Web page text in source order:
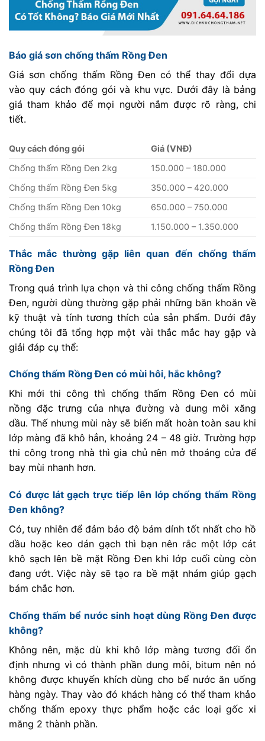
Báo giá sơn chống thấm Rồng Đen
Giá sơn chống thấm Rồng Đen có thể thay đổi dựa
vào quy cách đóng gói và khu vực. Dưới đây là bảng
giá tham khảo để mọi người nắm được rõ ràng, chi
tiết.
Quy cách đóng gói
Giá (VNĐ)
Chống thấm Rồng Đen 2kg
150.000 – 180.000
Chống thấm Rồng Đen 5kg
350.000 – 420.000
Chống thấm Rồng Đen 10kg
650.000 – 750.000
Chống thấm Rồng Đen 18kg
1.150.000 – 1.350.000
Thắc mắc thường gặp liên quan đến chống thấm
Rồng Đen
Trong quá trình lựa chọn và thi công chống thấm Rồng
Đen, người dùng thường gặp phải những băn khoăn về
kỹ thuật và tính tương thích của sản phẩm. Dưới đây
chúng tôi đã tổng hợp một vài thắc mắc hay gặp và
giải đáp cụ thể:
Chống thấm Rồng Đen có mùi hôi, hắc không?
Khi mới thi công thì chống thấm Rồng Đen có mùi
nồng đặc trưng của nhựa đường và dung môi xăng
dầu. Thế nhưng mùi này sẽ biến mất hoàn toàn sau khi
lớp màng đã khô hẳn, khoảng 24 – 48 giờ. Trường hợp
thi công trong nhà thì gia chủ nên mở thoáng cửa để
bay mùi nhanh hơn.
Có được lát gạch trực tiếp lên lớp chống thấm Rồng
Đen không?
Có, tuy nhiên để đảm bảo độ bám dính tốt nhất cho hồ
dầu hoặc keo dán gạch thì bạn nên rắc một lớp cát
khô sạch lên bề mặt Rồng Đen khi lớp cuối cùng còn
đang ướt. Việc này sẽ tạo ra bề mặt nhám giúp gạch
bám chắc hơn.
Chống thấm bể nước sinh hoạt dùng Rồng Đen được
không?
Không nên, mặc dù khi khô lớp màng tương đối ổn
định nhưng vì có thành phần dung môi, bitum nên nó
không được khuyến khích dùng cho bể nước ăn uống
hàng ngày. Thay vào đó khách hàng có thể tham khảo
chống thấm epoxy thực phẩm hoặc các loại gốc xi
măng 2 thành phần.